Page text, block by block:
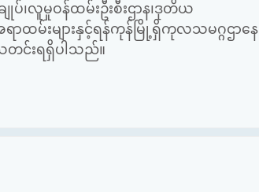
ပ်၊လူမှုဝန်ထမ်းဦးစီးဌာန၊ဒုတိယ
ထမ်းများနှင့်ရန်ကုန်မြို့ရှိကုလသမဂ္ဂဌာနေ
တင်းရရှိပါသည်။